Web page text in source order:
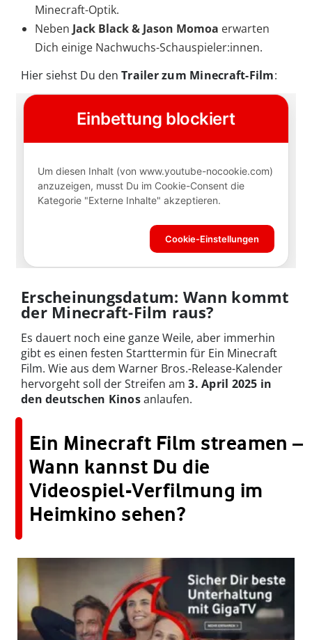
Minecraft-Optik.
Neben Jack Black & Jason Momoa erwarten
Dich einige Nachwuchs-Schauspieler:innen.
Hier siehst Du den Trailer zum Minecraft-Film:
Erscheinungsdatum: Wann kommt
der Minecraft-Film raus?
Es dauert noch eine ganze Weile, aber immerhin
gibt es einen festen Starttermin für Ein Minecraft
Film. Wie aus dem Warner Bros.-Release-Kalender
hervorgeht soll der Streifen am 3. April 2025 in
den deutschen Kinosanlaufen.
Ein Minecraft Film streamen –
Wann kannst Du die
Videospiel-Verfilmung im
Heimkino sehen?